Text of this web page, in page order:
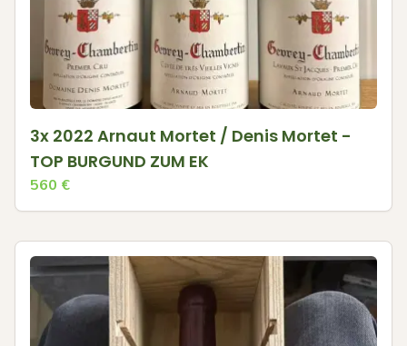
3x 2022 Arnaut Mortet / Denis Mortet -
TOP BURGUND ZUM EK
560 €